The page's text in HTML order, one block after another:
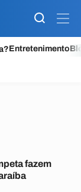
Entretenimento
fazem